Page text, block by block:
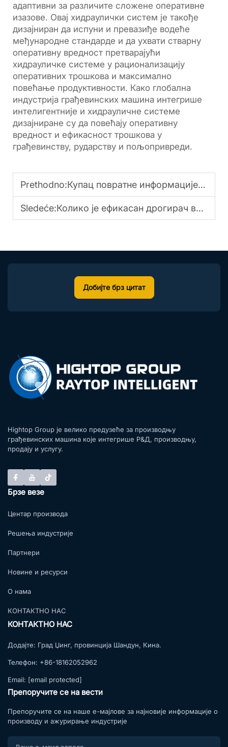
адаптивни за различите сложене оперативне
изазове. Овај хидраулички систем је такође
дизајниран да испуни и превазиђе водеће
међународне стандарде и да ухвати стварну
оперативну вредност претварајући
хидрауличке системе у рационализацију
оперативних трошкова и максимално
повећање продуктивности. Како глобална
индустрија грађевинских машина интегрише
интелигентније и хидрауличне системе
дизајниране су да повећају оперативну
вредност и ефикасност трошкова у
грађевинству, рударству и пољопривреди.
Prethodno:Купац повратне информације о издржљивом перформанси екскаватора Риппер
Sledeće:Колико је ефикасан дрогирач вијака у агрегатној производњи?
Добијте брз цитат
Hightop Group је велико предузеће за производњу
грађевинских машина које интегрише Р&Д, производњу,
продају и услугу.
Брзе везе
Центар производа
Решења индустрије
Партнери
Новине и ресурси
О нама
КОНТАКТНО НАС
КОНТАКТНО НАС
Додајте: Град Џинг, провинција Шандун, Кина.
Телефон: +86-18162052962
Email: [email protected]
Препоручите се на вести
Препоручите се на наше е-мајлове за најновије информације о
производу и ажурирање индустрије